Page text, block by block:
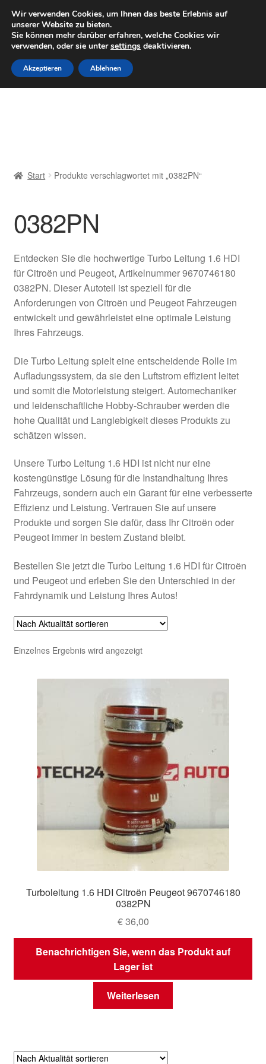
LIEFERUNG ab 6 EUR
Mo–Fr 9–16 Uhr · 0175 7465658
Zur
Navigation
springen
Zum
Inhalt
springen
Datenschutz-Bestimmungen
Impressum
Kasse
Kontakt
Mein Konto
Über uns
Weltweiter Versand
Zahlungen
Start Produkte verschlagwortet mit „0382PN“
0382PN
Entdecken Sie die hochwertige Turbo Leitung 1.6 HDI
für Citroën und Peugeot, Artikelnummer 9670746180
0382PN. Dieser Autoteil ist speziell für die
Anforderungen von Citroën und Peugeot Fahrzeugen
entwickelt und gewährleistet eine optimale Leistung
Ihres Fahrzeugs.
Die Turbo Leitung spielt eine entscheidende Rolle im
Aufladungssystem, da sie den Luftstrom effizient leitet
und somit die Motorleistung steigert. Automechaniker
und leidenschaftliche Hobby-Schrauber werden die
hohe Qualität und Langlebigkeit dieses Produkts zu
schätzen wissen.
Unsere Turbo Leitung 1.6 HDI ist nicht nur eine
kostengünstige Lösung für die Instandhaltung Ihres
Fahrzeugs, sondern auch ein Garant für eine verbesserte
Effizienz und Leistung. Vertrauen Sie auf unsere
Produkte und sorgen Sie dafür, dass Ihr Citroën oder
Peugeot immer in bestem Zustand bleibt.
Bestellen Sie jetzt die Turbo Leitung 1.6 HDI für Citroën
und Peugeot und erleben Sie den Unterschied in der
Fahrdynamik und Leistung Ihres Autos!
Einzelnes Ergebnis wird angezeigt
Turboleitung 1.6 HDI Citroën Peugeot 9670746180
0382PN
€36,00
Benachrichtigen Sie, wenn das Produkt auf
Lager ist
Weiterlesen
Wir verwenden Cookies, um Ihnen das beste Erlebnis auf
unserer Website zu bieten.
Sie können mehr darüber erfahren, welche Cookies wir
verwenden, oder sie untersettings deaktivieren.
Akzeptieren Ablehnen